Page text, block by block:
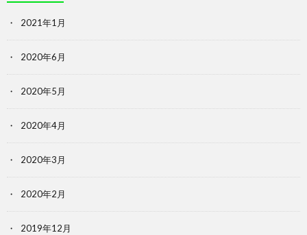
2021年1月
2020年6月
2020年5月
2020年4月
2020年3月
2020年2月
2019年12月